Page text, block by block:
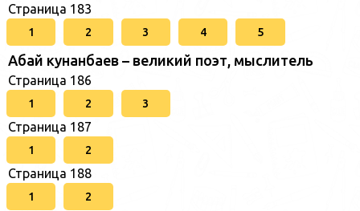
Страница 183
1 2 3 4 5
Абай кунанбаев – великий поэт, мыслитель
Страница 186
1 2 3
Страница 187
1 2
Страница 188
1 2